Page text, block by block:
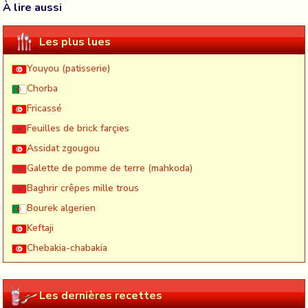
À lire aussi
Les plus lues
Youyou (patisserie)
Chorba
Fricassé
Feuilles de brick farçies
Assidat zgougou
Galette de pomme de terre (mahkoda)
Baghrir crêpes mille trous
Bourek algerien
Keftaji
Chebakia-chabakia
Les dernières recettes